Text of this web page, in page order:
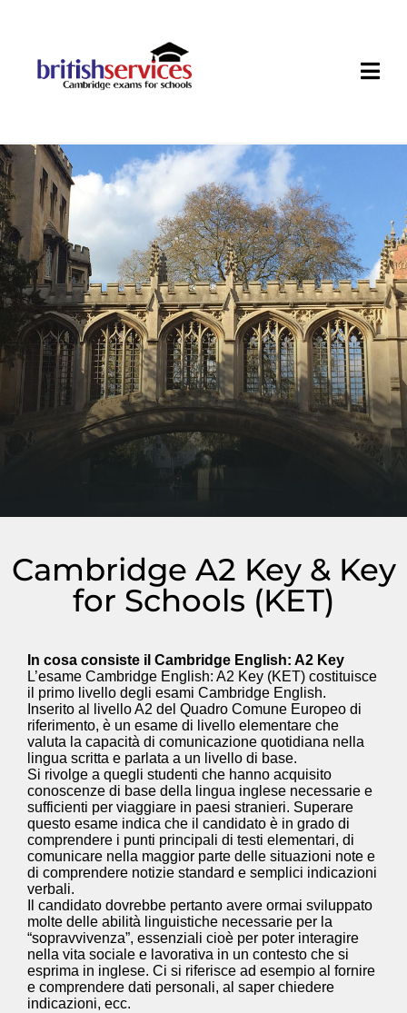
Cambridge A2 Key & Key
for Schools (KET)
In cosa consiste il Cambridge English: A2 Key
L’esame Cambridge English: A2 Key (KET) costituisce
il primo livello degli esami Cambridge English.
Inserito al livello A2 del Quadro Comune Europeo di
riferimento, è un esame di livello elementare che
valuta la capacità di comunicazione quotidiana nella
lingua scritta e parlata a un livello di base.
Si rivolge a quegli studenti che hanno acquisito
conoscenze di base della lingua inglese necessarie e
sufficienti per viaggiare in paesi stranieri. Superare
questo esame indica che il candidato è in grado di
comprendere i punti principali di testi elementari, di
comunicare nella maggior parte delle situazioni note e
di comprendere notizie standard e semplici indicazioni
verbali.
Il candidato dovrebbe pertanto avere ormai sviluppato
molte delle abilità linguistiche necessarie per la
“sopravvivenza”, essenziali cioè per poter interagire
nella vita sociale e lavorativa in un contesto che si
esprima in inglese. Ci si riferisce ad esempio al fornire
e comprendere dati personali, al saper chiedere
indicazioni, ecc.